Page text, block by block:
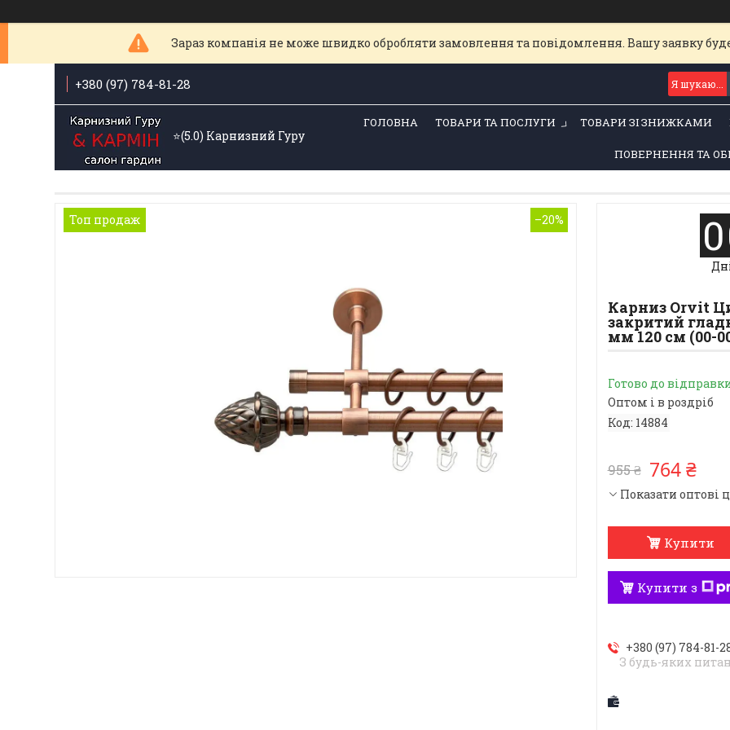
Зараз компанія не може швидко обробляти замовлення та повідомлення. Вашу заявку
+380 (97) 784-81-28
⭐️(5.0) Карнизний Гуру
ГОЛОВНА ТОВАРИ ТА ПОСЛУГИ ТОВАРИ ЗІ ЗНИЖКАМИ
ПОВЕРНЕННЯ ТА
Топ продаж –20% 0
Карниз Orvit
закритий
мм 120 см (00-
Готово до
Оптом і в роздріб
Код: 14884
955 ₴ 764 ₴
Показати оптові
Купити
Купити з
+380 (97) 784-81-
З будь-яких